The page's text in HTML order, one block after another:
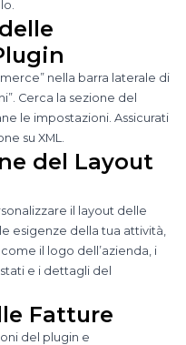
nella barra laterale di
Cerca la sezione del
le impostazioni. Assicurati
su XML.
del Layout
il layout delle
esigenze della tua attività,
il logo dell’azienda, i
e i dettagli del
Fatture
del plugin e